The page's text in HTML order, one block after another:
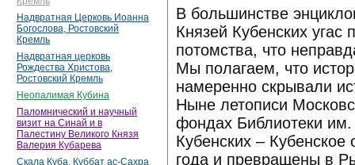
Надвратная Церковь Иоанна
Богослова, Ростовский
Кремль
Надвратная церковь
Рождества Христова,
Ростовский Кремль
Неопалимая Кубина
Паломнический и научный
визит на Синай и в
Палестину Великого Князя
Валерия Кубарева
Скала Куба, Куббат ас-Сахра
В большинстве
Князей Кубенских угас
потомства, что
Мы полагаем, что
намеренно скрывали
Ныне летописи
фондах Библиотеки
Кубенских –
года и превращены в